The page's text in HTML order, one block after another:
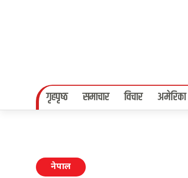
गृहपृष्‍ठ समाचार विचार अमेरिका
नेपाल